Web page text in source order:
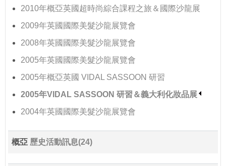
2010年概亞英國超時尚綜合課程之旅＆國際沙龍展
2009年英國國際美髮沙龍展覽會
2008年英國國際美髮沙龍展覽會
2005年英國國際美髮沙龍展覽會
2005年概亞英國 VIDAL SASSOON 研習
2005年VIDAL SASSOON 研習＆義大利化妝品展
2004年英國國際美髮沙龍展覽會
概亞 歷史活動訊息(24)